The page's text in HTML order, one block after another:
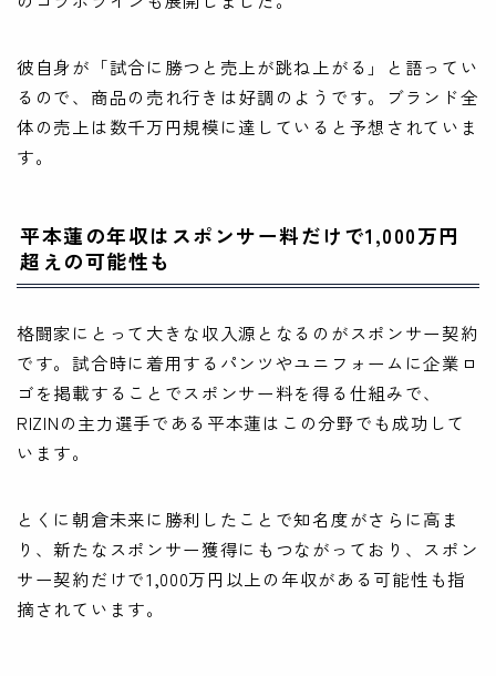
彼自身が「試合に勝つと売上が跳ね上がる」と語ってい
るので、商品の売れ行きは好調のようです。ブランド全
体の売上は数千万円規模に達していると予想されていま
す。
平本蓮の年収はスポンサー料だけで1,000万円
超えの可能性も
格闘家にとって大きな収入源となるのがスポンサー契約
です。試合時に着用するパンツやユニフォームに企業ロ
ゴを掲載することでスポンサー料を得る仕組みで、
RIZINの主力選手である平本蓮はこの分野でも成功して
います。
とくに朝倉未来に勝利したことで知名度がさらに高ま
り、新たなスポンサー獲得にもつながっており、スポン
サー契約だけで1,000万円以上の年収がある可能性も指
摘されています。